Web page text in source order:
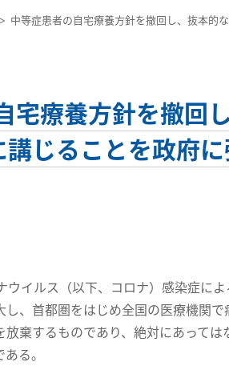
中等症患者の自宅療養方針を撤回し、抜本的
宅療養方針を撤回
じることを政府に
イルス（以下、コロナ）感染症に
、首都圏をはじめ全国の医療機関
棄するものであり、絶対にあって
る。